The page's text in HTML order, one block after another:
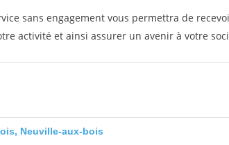
sans engagement vous permettra de
activité et ainsi assurer un avenir à votre
Neuville-aux-bois